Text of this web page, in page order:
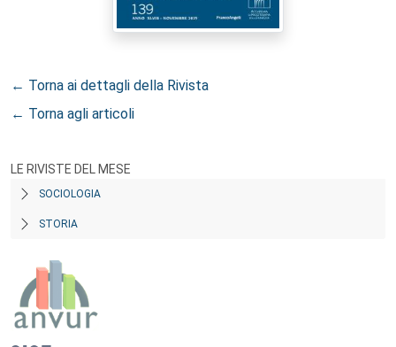
← Torna ai dettagli della Rivista
← Torna agli articoli
LE RIVISTE DEL MESE
SOCIOLOGIA
STORIA